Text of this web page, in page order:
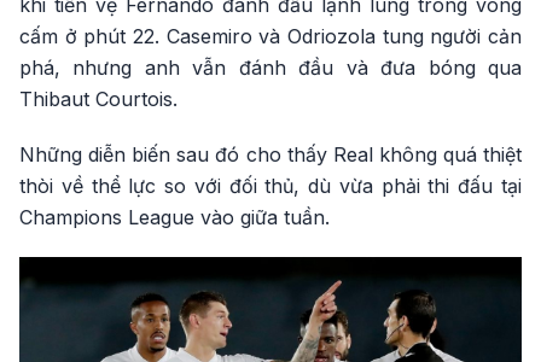
cấm ở phút 22. Casemiro và Odriozola tung người cản
phá, nhưng anh vẫn đánh đầu và đưa bóng qua
Thibaut Courtois.
Những diễn biến sau đó cho thấy Real không quá thiệt
thòi về thể lực so với đối thủ, dù vừa phải thi đấu tại
Champions League vào giữa tuần.